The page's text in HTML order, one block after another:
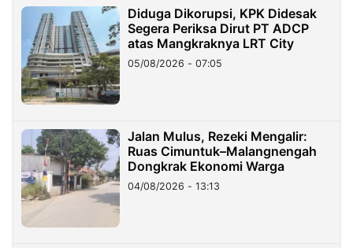
Diduga Dikorupsi, KPK Didesak
Segera Periksa Dirut PT ADCP
atas Mangkraknya LRT City
05/08/2026 - 07:05
Jalan Mulus, Rezeki Mengalir:
Ruas Cimuntuk–Malangnengah
Dongkrak Ekonomi Warga
04/08/2026 - 13:13